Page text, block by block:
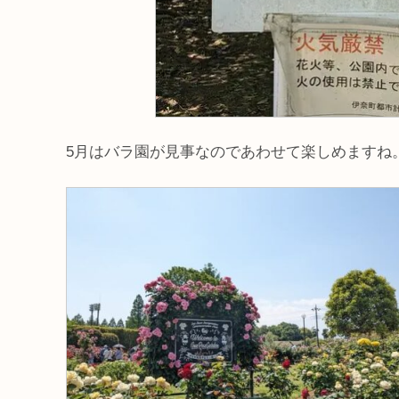
5月はバラ園が見事なのであわせて楽しめますね